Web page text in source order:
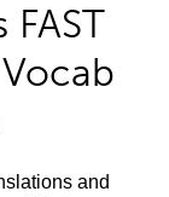
and